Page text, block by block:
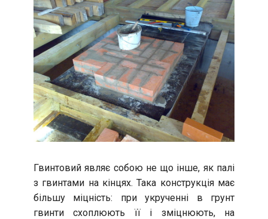
Гвинтовий являє собою не що інше, як палі
з гвинтами на кінцях. Така конструкція має
більшу міцність: при укрученні в грунт
гвинти схоплюють її і зміцнюють, на